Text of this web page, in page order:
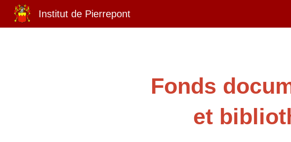
Institut de Pierrepont
Fonds
et